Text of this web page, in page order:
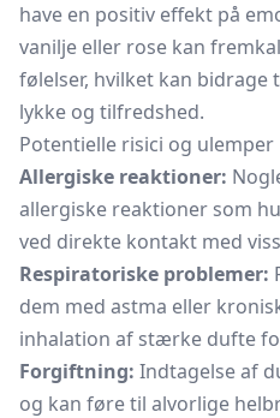
have en positiv effekt på
vanilje eller rose kan
følelser, hvilket kan bidrage
lykke og tilfredshed.
Potentielle risici og ulemper
Allergiske reaktioner:
allergiske reaktioner som
ved direkte kontakt med
Respiratoriske problemer:
dem med astma eller
inhalation af stærke dufte
Forgiftning: Indtagelse af
og kan føre til alvorlige